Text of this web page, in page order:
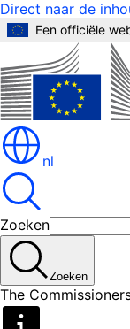
Direct naar de
Een officiële
nl
Zoeken
Zoeken
The